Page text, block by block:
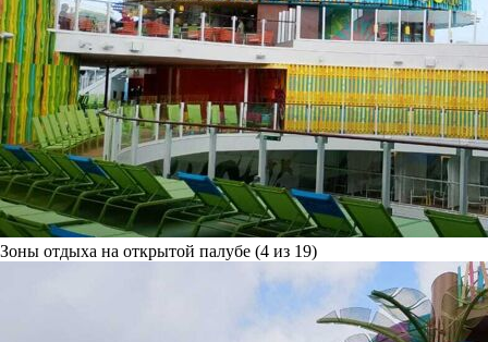
Зоны отдыха на открытой палубе (4 из 19)